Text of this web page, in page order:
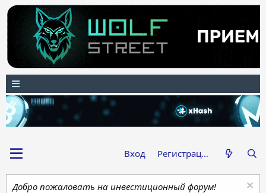
Вход Регистрация
Добро пожаловать на инвестиционный форум!